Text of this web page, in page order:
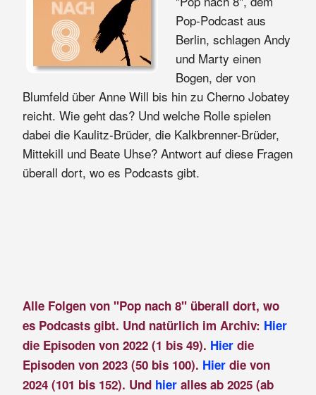
Pop-Podcast aus
Berlin, schlagen Andy
und Marty einen
Bogen, der von
Blumfeld über Anne Will bis hin zu Cherno Jobatey
reicht. Wie geht das? Und welche Rolle spielen
dabei die Kaulitz-Brüder, die Kalkbrenner-Brüder,
Mittekill und Beate Uhse? Antwort auf diese Fragen
überall dort, wo es Podcasts gibt.
Alle Folgen von "Pop nach 8" überall dort, wo
es Podcasts gibt. Und natürlich im Archiv: Hier
die Episoden von 2022 (1 bis 49). Hierdie
Episoden von 2023 (50 bis 100). Hier die von
2024 (101 bis 152). Und hier alles ab 2025 (ab